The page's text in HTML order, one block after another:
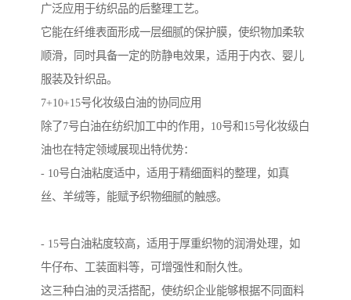
广泛应用于纺织品的后整理工艺。
它能在纤维表面形成一层细腻的保护膜，使织物加柔软
顺滑，同时具备一定的防静电效果，适用于内衣、婴儿
服装及针织品。
7+10+15号化妆级白油的协同应用
除了7号白油在纺织加工中的作用，10号和15号化妆级白
油也在特定领域展现出特优势：
- 10号白油粘度适中，适用于精细面料的整理，如真
丝、羊绒等，能赋予织物细腻的触感。
- 15号白油粘度较高，适用于厚重织物的润滑处理，如
牛仔布、工装面料等，可增强性和耐久性。
这三种白油的灵活搭配，使纺织企业能够根据不同面料